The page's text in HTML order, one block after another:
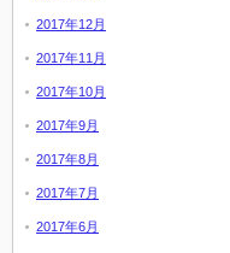
2017年12月
2017年11月
2017年10月
2017年9月
2017年8月
2017年7月
2017年6月